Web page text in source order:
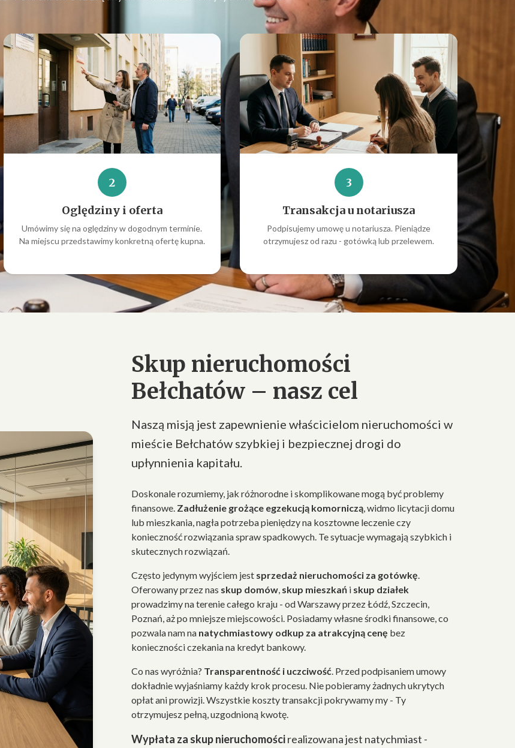
2
Oględziny i oferta
Umówimy się na oględziny w dogodnym terminie.
Na miejscu przedstawimy konkretną ofertę kupna.
3
Transakcja u notariusza
Podpisujemy umowę u notariusza. Pieniądze
otrzymujesz od razu - gotówką lub przelewem.
Skup nieruchomości
Bełchatów – nasz cel
Naszą misją jest zapewnienie właścicielom nieruchomości w
mieście Bełchatów szybkiej i bezpiecznej drogi do
upłynnienia kapitału.
Doskonale rozumiemy, jak różnorodne i skomplikowane mogą być problemy
finansowe. Zadłużenie grożące egzekucją komorniczą, widmo licytacji domu
lub mieszkania, nagła potrzeba pieniędzy na kosztowne leczenie czy
konieczność rozwiązania spraw spadkowych. Te sytuacje wymagają szybkich i
skutecznych rozwiązań.
Często jedynym wyjściem jest sprzedaż nieruchomości za gotówkę.
Oferowany przez nas skup domów, skup mieszkań i skup działek
prowadzimy na terenie całego kraju - od Warszawy przez Łódź, Szczecin,
Poznań, aż po mniejsze miejscowości. Posiadamy własne środki finansowe, co
pozwala nam na natychmiastowy odkup za atrakcyjną cenę bez
konieczności czekania na kredyt bankowy.
Co nas wyróżnia? Transparentność i uczciwość. Przed podpisaniem umowy
dokładnie wyjaśniamy każdy krok procesu. Nie pobieramy żadnych ukrytych
opłat ani prowizji. Wszystkie koszty transakcji pokrywamy my - Ty
otrzymujesz pełną, uzgodnioną kwotę.
Wypłata za skup nieruchomościrealizowana jest natychmiast -